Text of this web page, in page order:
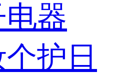
器
护日